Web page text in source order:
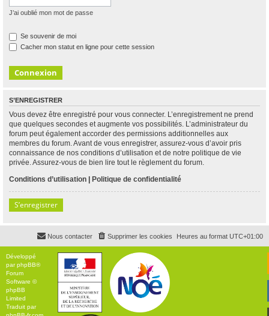
J’ai oublié mon mot de passe
Se souvenir de moi
Cacher mon statut en ligne pour cette session
S’ENREGISTRER
Vous devez être enregistré pour vous connecter. L’enregistrement ne prend
que quelques secondes et augmente vos possibilités. L’administrateur du
forum peut également accorder des permissions additionnelles aux
membres du forum. Avant de vous enregistrer, assurez-vous d’avoir pris
connaissance de nos conditions d’utilisation et de notre politique de vie
privée. Assurez-vous de bien lire tout le règlement du forum.
Conditions d’utilisation | Politique de confidentialité
S’enregistrer
Heures au format UTC+01:00
Supprimer les cookies
Nous contacter
Développé
parphpBB®
Forum
Software ©
phpBB
Limited
Traduit par